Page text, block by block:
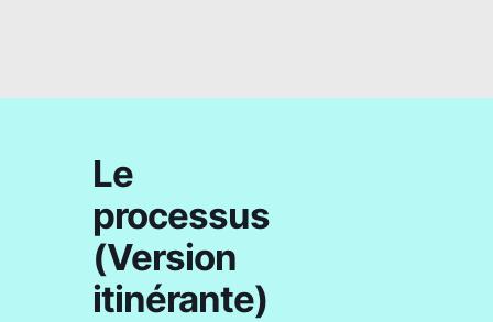
Le
processus
(Version
itinérante)